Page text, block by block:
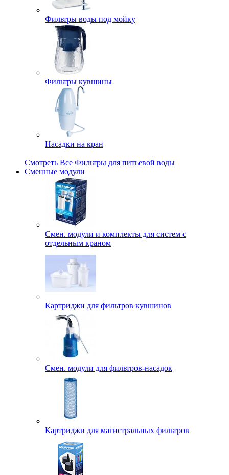
Фильтры воды под мойку
Фильтры кувшины
Насадки на кран
Смотреть Все Фильтры для питьевой воды
Сменные модули
Смен. модули и комплекты для систем с
отдельным краном
Картриджи для фильтров кувшинов
Смен. модули для фильтров-насадок
Картриджи для магистральных фильтров